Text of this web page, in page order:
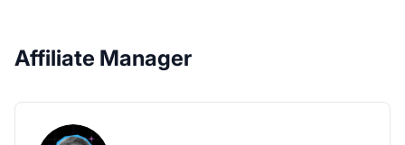
Affiliate Manager